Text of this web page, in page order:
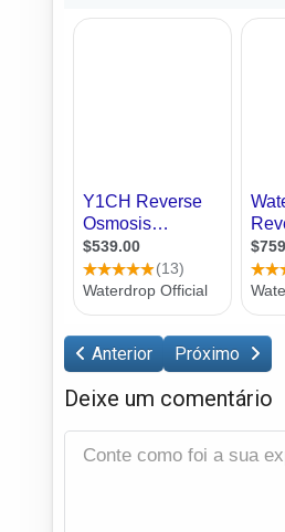
Anterior Próximo
Deixe um comentário